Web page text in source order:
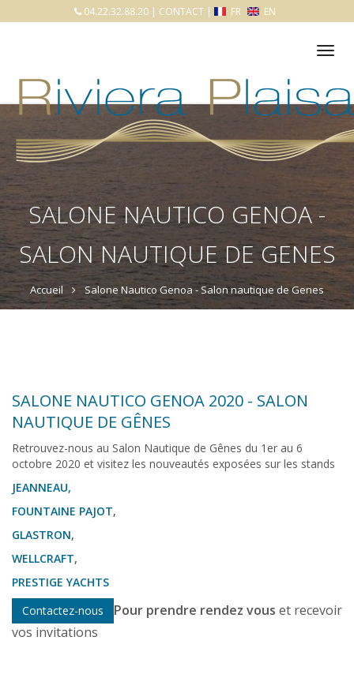
04.22.32.88.20 | CONTACT | FR EN
SALONE NAUTICO GENOA -
SALON NAUTIQUE DE GENES
Accueil Salone Nautico Genoa - Salon nautique de Genes
SALONE NAUTICO GENOA 2020 - SALON
NAUTIQUE DE GÊNES
Retrouvez-nous au Salon Nautique de Gênes du 1er au 6
octobre 2020 et visitez les nouveautés exposées sur les stands
JEANNEAU,
FOUNTAINE PAJOT,
GLASTRON,
WELLCRAFT,
PRESTIGE YACHTS
Contactez-nous
Pour prendre rendez vous et recevoir
vos invitations